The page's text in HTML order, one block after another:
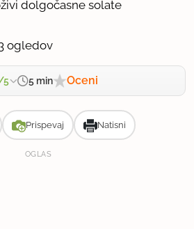
dolgočasne solate
ogledov
5 5 min Oceni
Prispevaj Natisni
OGLAS